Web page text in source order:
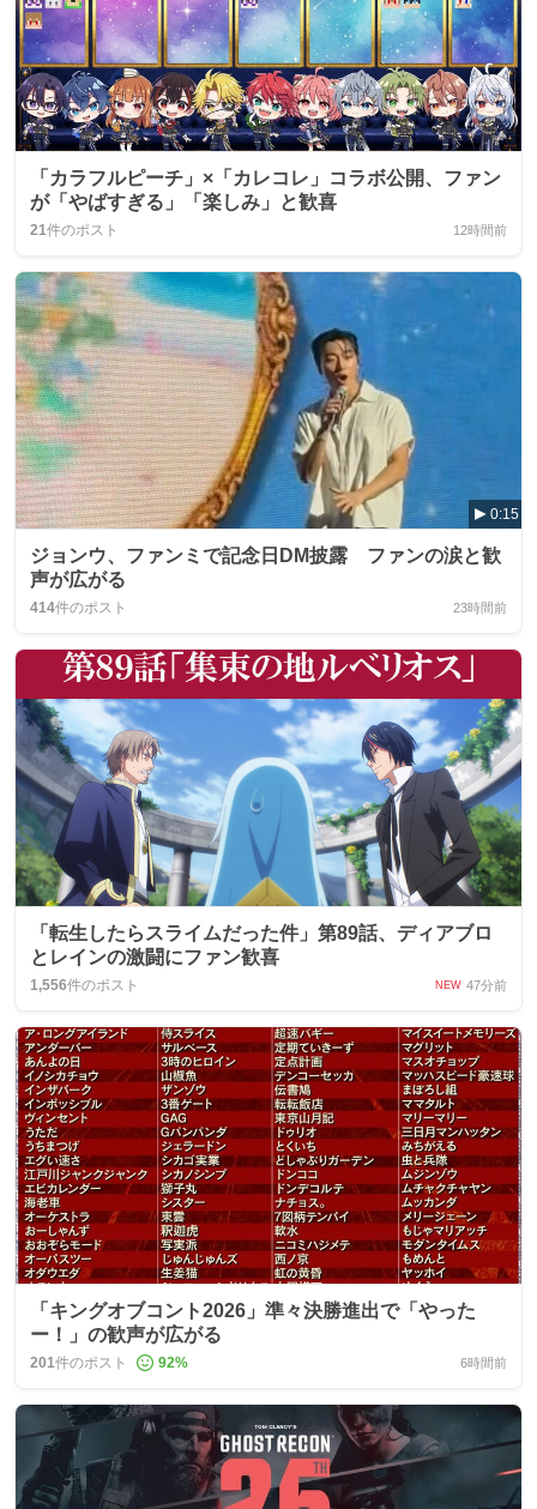
「カラフルピーチ」×「カレコレ」コラボ公開、ファン
が「やばすぎる」「楽しみ」と歓喜
21件のポスト 12時間前
0:15
ジョンウ、ファンミで記念日DM披露 ファンの涙と歓
声が広がる
414件のポスト 23時間前
「転生したらスライムだった件」第89話、ディアブロ
とレインの激闘にファン歓喜
1,556件のポスト NEW 47分前
「キングオブコント2026」準々決勝進出で「やった
ー！」の歓声が広がる
201件のポスト 92% 6時間前